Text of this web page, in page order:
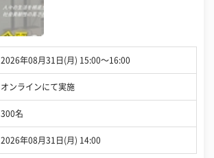
2026年08月31日(月) 15:00〜16:00
オンラインにて実施
300名
2026年08月31日(月) 14:00